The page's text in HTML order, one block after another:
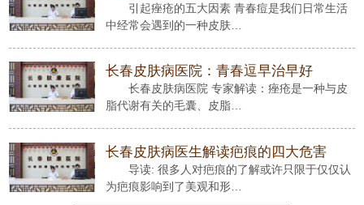
引起痤疮的五大因素 青春痘是我们日常生活
中经常会遇到的一种皮肤…
长春皮肤病医院：青春逗早治早好
长春皮肤病医院 专家解读：痤疮是一种与皮
脂代谢有关的毛囊、皮脂…
长春皮肤病医生解读疤痕的四大危害
导读: 很多人对疤痕的了解或许只限于仅仅认
为疤痕影响到了美观和形…